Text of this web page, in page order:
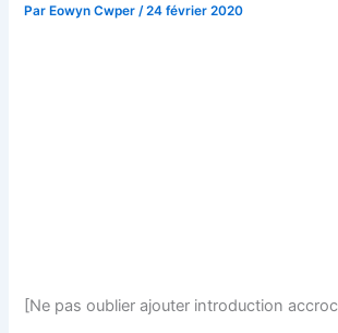
ParEowyn Cwper /24 février 2020
[Ne pas oublier ajouter introduction